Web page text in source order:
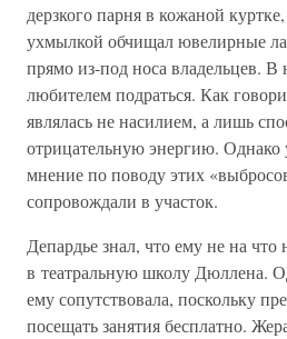
дерзкого парня в кожаной
ухмылкой обчищал ювелирные
прямо из-под носа владельцев.
любителем подраться. Как
являлась не насилием, а лишь
отрицательную энергию.
мнение по поводу этих
сопровождали в участок.
Депардье знал, что ему не на что
в театральную школу Дюллена.
ему сопутствовала, поскольку
посещать занятия бесплатно.